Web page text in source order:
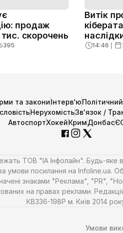
продаж
тис. скорочень
395
Витік
14:46 ❘
та закониІнтерв'ю
НерухомістьЗв'язок /
АвтоспортХокейКримДонбас
ТОВ "ІА Інфолайн". Будь-
умови посилання на Infoline.ua.
знаками "Реклама", "PR",
на правах реклами.
КВ336-198Р м. Київ 2014
Умови